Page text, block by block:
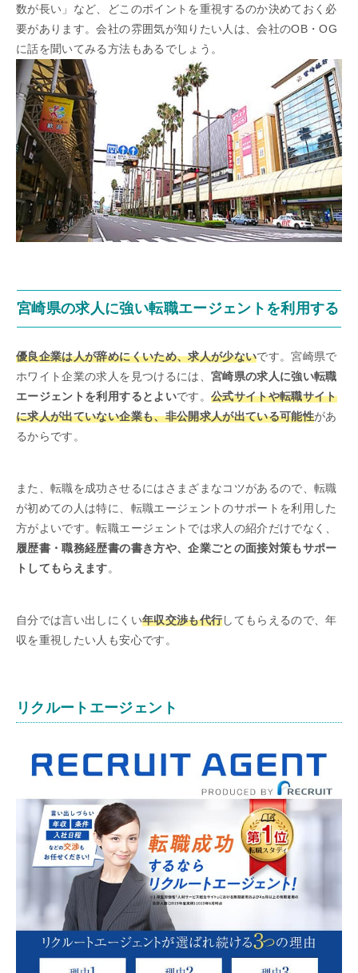
数が長い」など、どこのポイントを重視するのか決めておく必
要があります。会社の雰囲気が知りたい人は、会社のOB・OG
に話を聞いてみる方法もあるでしょう。
宮崎県の求人に強い転職エージェントを利用する
優良企業は人が辞めにくいため、求人が少ないです。宮崎県で
ホワイト企業の求人を見つけるには、 宮崎県の求人に強い転職
エージェントを利用するとよいです。 公式サイトや転職サイト
に求人が出ていない企業も、非公開求人が出ている可能性があ
るからです。
また、転職を成功させるにはさまざまなコツがあるので、転職
が初めての人は特に、転職エージェントのサポートを利用した
方がよいです。転職エージェントでは求人の紹介だけでなく、
履歴書・職務経歴書の書き方や、企業ごとの面接対策もサポー
トしてもらえます。
自分では言い出しにくい年収交渉も代行してもらえるので、年
収を重視したい人も安心です。
リクルートエージェント